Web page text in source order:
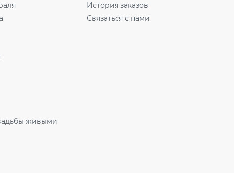
живыми
История заказов
Связаться с нами